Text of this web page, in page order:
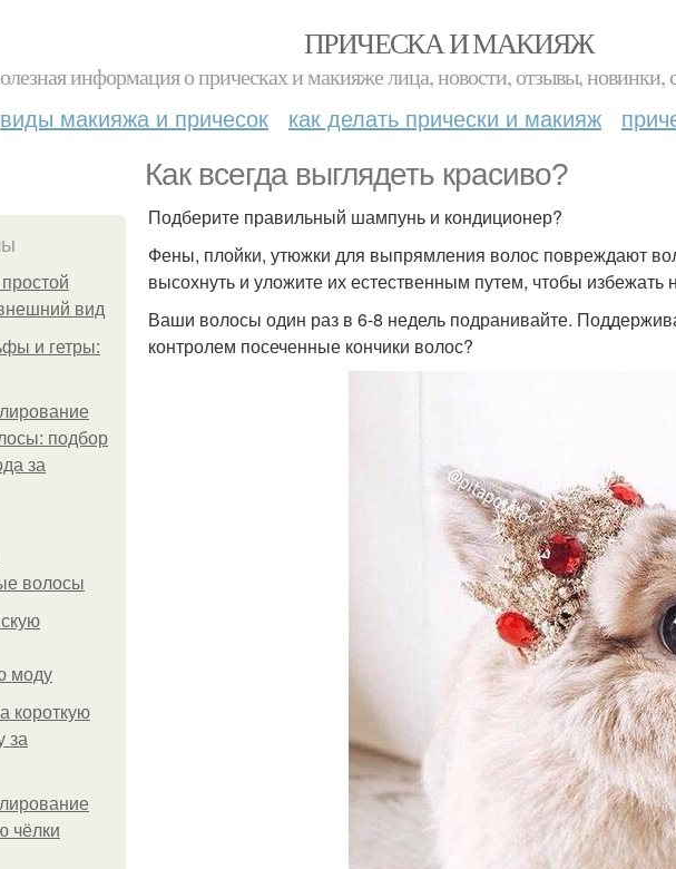
ПРИЧЕСКА И МАКИЯЖ
информация о прическах и макияже лица, новости, отзывы, новинки,
виды макияжа и причесок как делать прически и макияж
Как всегда выглядеть красиво?
вид
и гетры:
подбор
за
волосы
моду
короткую
за
чёлки
Подберите правильный шампунь и кондиционер?
Фены, плойки, утюжки для выпрямления волос повреждают
высохнуть и уложите их естественным путем, чтобы
Ваши волосы один раз в 6-8 недель подранивайте.
контролем посеченные кончики волос?